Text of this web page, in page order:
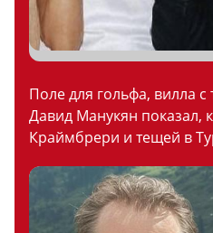
Поле для гольфа, вилла
Давид Манукян показал,
Краймбрери и тещей в